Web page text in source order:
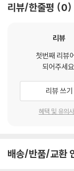
리뷰/한줄평 0
리뷰
첫번째 리뷰
되어주세요.
리뷰 쓰기
혜택 및 유의
배송/반품/교환